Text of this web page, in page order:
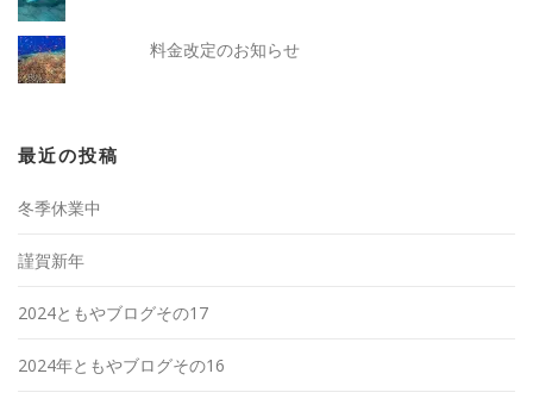
料金改定のお知らせ
最近の投稿
冬季休業中
謹賀新年
2024ともやブログその17
2024年ともやブログその16